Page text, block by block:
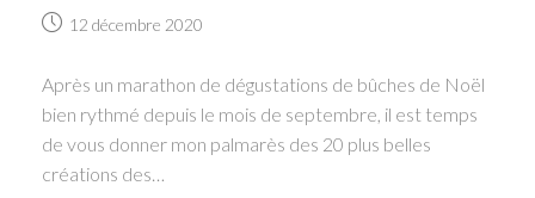
Post12 décembre 2020
Après un marathon de dégustations de bûches de Noël
bien rythmé depuis le mois de septembre, il est temps
de vous donner mon palmarès des 20 plus belles
créations des…